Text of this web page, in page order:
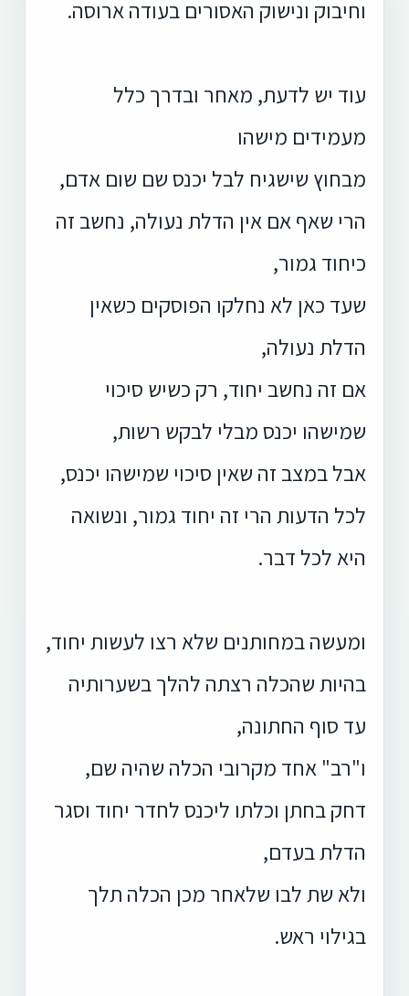
וחיבוק ונישוק האסורים בעודה ארוסה.
עוד יש לדעת, מאחר ובדרך כלל
מעמידים מישהו
מבחוץ שישגיח לבל יכנס שם שום אדם,
הרי שאף אם אין הדלת נעולה, נחשב זה
כיחוד גמור,
שעד כאן לא נחלקו הפוסקים כשאין
הדלת נעולה,
אם זה נחשב יחוד, רק כשיש סיכוי
שמישהו יכנס מבלי לבקש רשות,
אבל במצב זה שאין סיכוי שמישהו יכנס,
לכל הדעות הרי זה יחוד גמור, ונשואה
היא לכל דבר.
ומעשה במחותנים שלא רצו לעשות יחוד,
בהיות שהכלה רצתה להלך בשערותיה
עד סוף החתונה,
ו"רב" אחד מקרובי הכלה שהיה שם,
דחק בחתן וכלתו ליכנס לחדר יחוד וסגר
הדלת בעדם,
ולא שת לבו שלאחר מכן הכלה תלך
בגילוי ראש.